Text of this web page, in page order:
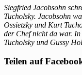
Siegfried Jacobsohn
Tucholsky. Jacobsohn
Ossietzky und Kurt
der Chef nicht da war.
Tucholsky und Gussy
Teilen auf